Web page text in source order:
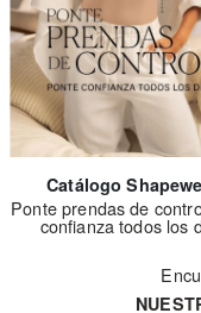
Catálogo
Ponte prendas de
confianza todos los